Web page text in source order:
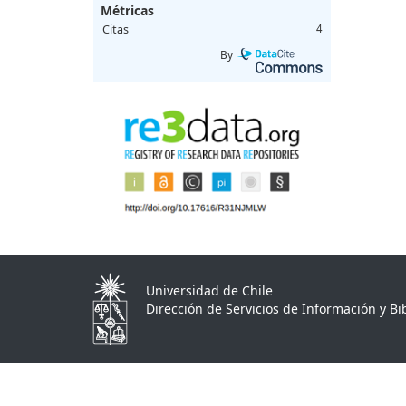
Métricas
Citas 4
By
Universidad de Chile
Dirección de Servicios de Información y